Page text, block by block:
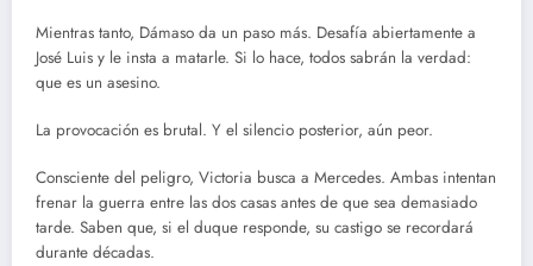
Mientras tanto, Dámaso da un paso más. Desafía abiertamente a
José Luis y le insta a matarle. Si lo hace, todos sabrán la verdad:
que es un asesino.
La provocación es brutal. Y el silencio posterior, aún peor.
Consciente del peligro, Victoria busca a Mercedes. Ambas intentan
frenar la guerra entre las dos casas antes de que sea demasiado
tarde. Saben que, si el duque responde, su castigo se recordará
durante décadas.